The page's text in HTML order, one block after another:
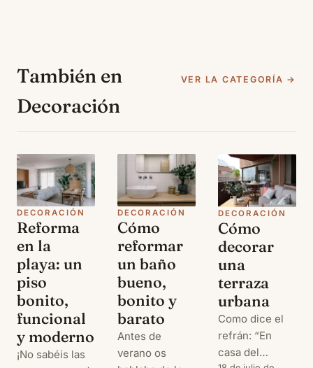
También en
Decoración
VER LA CATEGORÍA →
DECORACIÓN
Reforma
en la
playa: un
piso
bonito,
funcional
y moderno
¡No sabéis las
DECORACIÓN
Cómo
reformar
un baño
bueno,
bonito y
barato
Antes de
verano os
DECORACIÓN
Cómo
decorar
una
terraza
urbana
Como dice el
refrán: “En
casa del